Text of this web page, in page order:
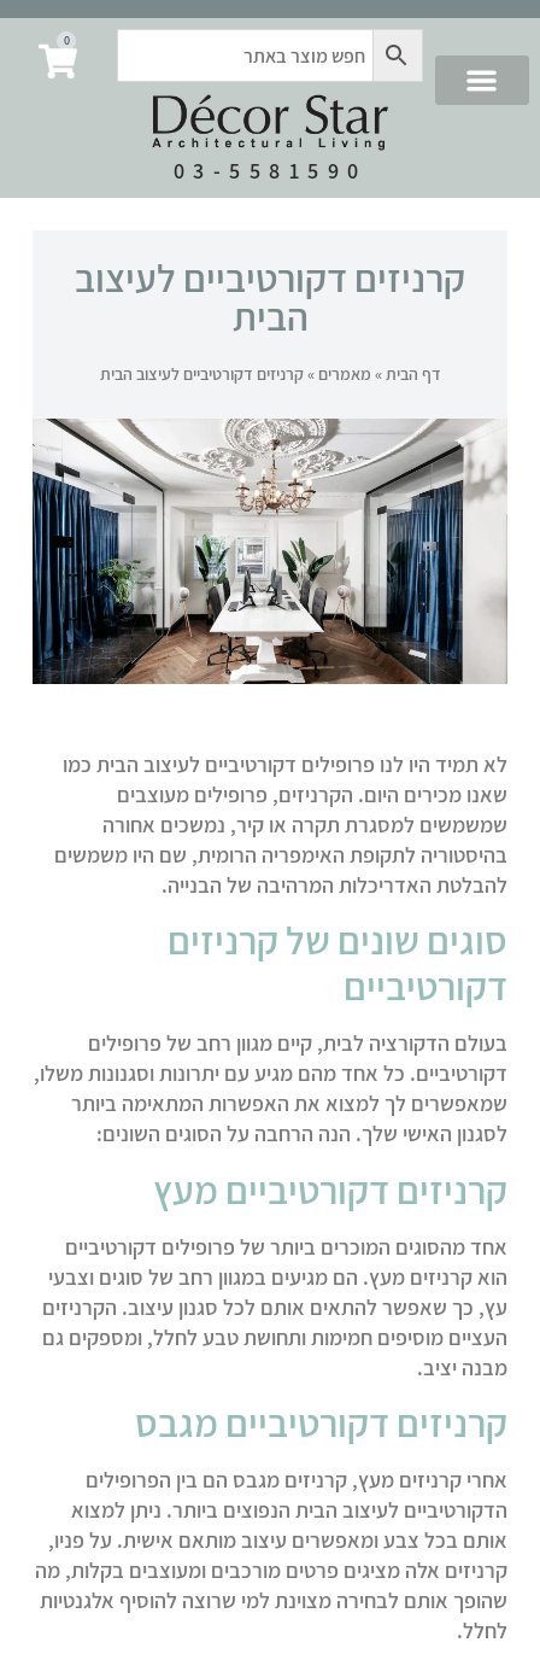
03-5581590
0
קרניזים דקורטיביים לעיצוב
הבית
דף הבית» מאמרים »קרניזים דקורטיביים לעיצוב הבית
לא תמיד היו לנו פרופילים דקורטיביים לעיצוב הבית כמו
שאנו מכירים היום. הקרניזים, פרופילים מעוצבים
שמשמשים למסגרת תקרה או קיר, נמשכים אחורה
בהיסטוריה לתקופת האימפריה הרומית, שם היו משמשים
להבלטת האדריכלות המרהיבה של הבנייה.
סוגים שונים של קרניזים
דקורטיביים
בעולם הדקורציה לבית, קיים מגוון רחב של פרופילים
דקורטיביים. כל אחד מהם מגיע עם יתרונות וסגנונות משלו,
שמאפשרים לך למצוא את האפשרות המתאימה ביותר
לסגנון האישי שלך. הנה הרחבה על הסוגים השונים:
קרניזים דקורטיביים מעץ
אחד מהסוגים המוכרים ביותר של פרופילים דקורטיביים
הוא קרניזים מעץ. הם מגיעים במגוון רחב של סוגים וצבעי
עץ, כך שאפשר להתאים אותם לכל סגנון עיצוב. הקרניזים
העציים מוסיפים חמימות ותחושת טבע לחלל, ומספקים גם
מבנה יציב.
קרניזים דקורטיביים מגבס
אחרי קרניזים מעץ, קרניזים מגבס הם בין הפרופילים
הדקורטיביים לעיצוב הבית הנפוצים ביותר. ניתן למצוא
אותם בכל צבע ומאפשרים עיצוב מותאם אישית. על פניו,
קרניזים אלה מציגים פרטים מורכבים ומעוצבים בקלות, מה
שהופך אותם לבחירה מצוינת למי שרוצה להוסיף אלגנטיות
לחלל.